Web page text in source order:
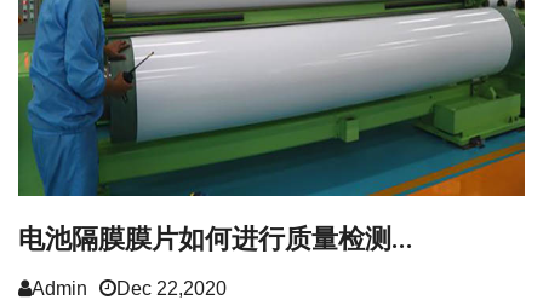
电池隔膜膜片如何进行质量检测...
Admin Dec 22,2020